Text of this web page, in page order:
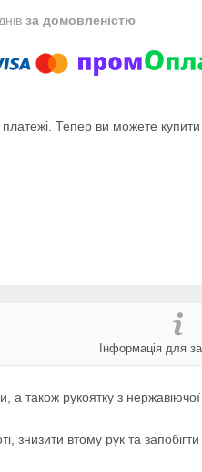
за домовленістю
платежі. Тепер ви можете
Інформація для
а також рукоятку з
втому рук та запобігти